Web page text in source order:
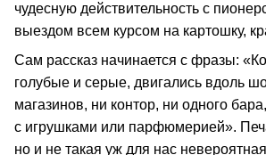
чудесную действительность с
выездом всем курсом на картошку,
Сам рассказ начинается с фразы:
голубые и серые, двигались вдоль
магазинов, ни контор, ни одного
с игрушками или парфюмерией».
но и не такая уж для нас